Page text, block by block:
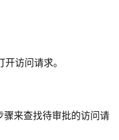
访问请求。
来查找待审批的访问请